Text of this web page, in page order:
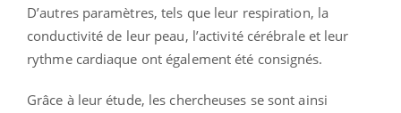
D’autres paramètres, tels que leur respiration, la
conductivité de leur peau, l’activité cérébrale et leur
rythme cardiaque ont également été consignés.
Grâce à leur étude, les chercheuses se sont ainsi